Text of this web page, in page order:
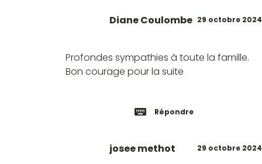
29 octobre 2024
Diane Coulombe
Profondes sympathies à toute la famille.
Bon courage pour la suite
Répondre
29 octobre 2024
josee methot